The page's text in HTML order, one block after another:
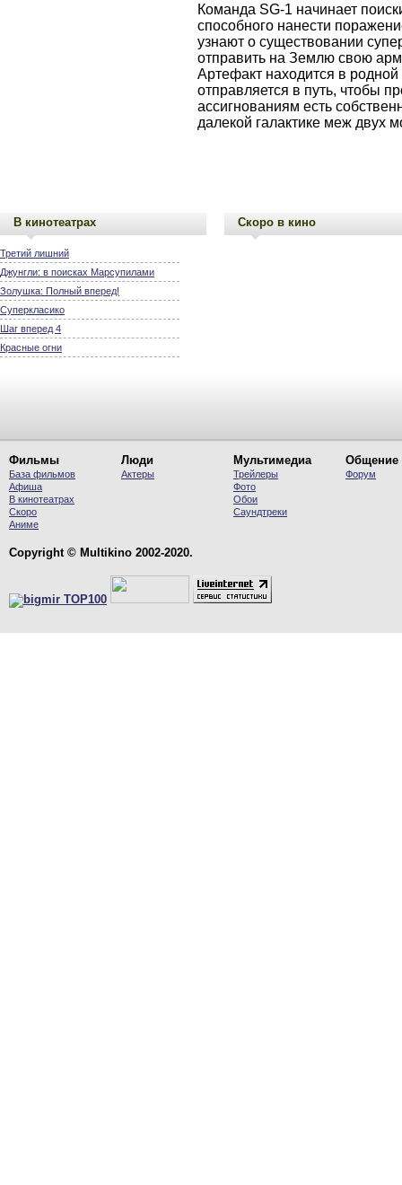
Команда SG-1 начинает
способного нанести
узнают о существовании
отправить на Землю свою
Артефакт находится в
отправляется в путь, чтобы
ассигнованиям есть
далекой галактике меж двух
В кинотеатрах
Третий лишний
Джунгли: в поисках Марсупилами
Золушка: Полный вперед!
Суперкласико
Шаг вперед 4
Красные огни
Скоро в кино
Фильмы
База фильмов
Афиша
В кинотеатрах
Скоро
Аниме
Люди
Актеры
Мультимедиа
Трейлеры
Фото
Обои
Саундтреки
Общение
Форум
Copyright © Multikino 2002-2020.